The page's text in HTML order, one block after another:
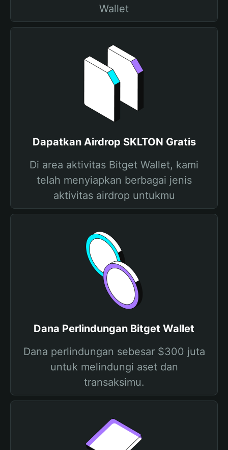
Wallet
Dapatkan Airdrop SKLTON Gratis
Di area aktivitas Bitget Wallet, kami
telah menyiapkan berbagai jenis
aktivitas airdrop untukmu
Dana Perlindungan Bitget Wallet
Dana perlindungan sebesar $300 juta
untuk melindungi aset dan
transaksimu.